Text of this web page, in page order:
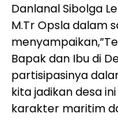
Danlanal Sibolga
M.Tr Opsla dalam
Bapak dan Ibu di
partisipasinya
kita jadikan desa
karakter maritim